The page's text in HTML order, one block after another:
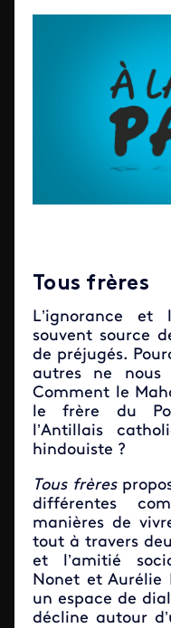
Tous frères
L’ignorance et
souvent source
de préjugés.
autres ne nous
Comment le
le frère du
l’Antillais
hindouiste ?
Tous frères
différentes
manières de
tout à travers
et l’amitié
Nonet et Aurélie
un espace de
décline autour